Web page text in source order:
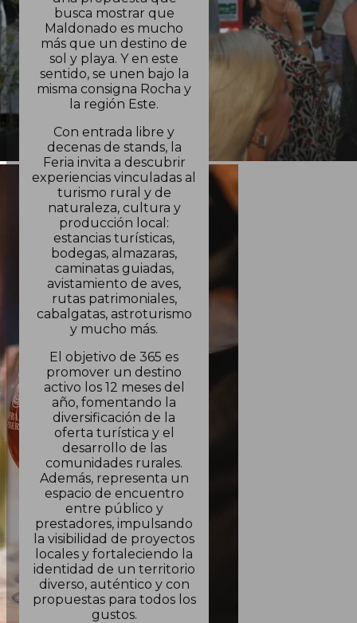
busca mostrar que
Maldonado es mucho
más que un destino de
sol y playa. Y en este
sentido, se unen bajo la
misma consigna Rocha y
la región Este.
Con entrada libre y
decenas de stands, la
Feria invita a descubrir
experiencias vinculadas al
turismo rural y de
naturaleza, cultura y
producción local:
estancias turísticas,
bodegas, almazaras,
caminatas guiadas,
avistamiento de aves,
rutas patrimoniales,
cabalgatas, astroturismo
y mucho más.
El objetivo de 365 es
promover un destino
activo los 12 meses del
año, fomentando la
diversificación de la
oferta turística y el
desarrollo de las
comunidades rurales.
Además, representa un
espacio de encuentro
entre público y
prestadores, impulsando
la visibilidad de proyectos
locales y fortaleciendo la
identidad de un territorio
diverso, auténtico y con
propuestas para todos los
gustos.